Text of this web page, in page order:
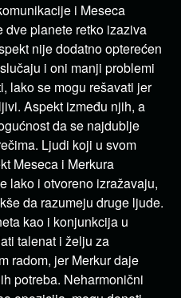
i Meseca
dve planete retko izaziva
nije dodatno opterećen
i oni manji problemi
lako se mogu rešavati jer
Aspekt između njih, a
da se najdublje
Ljudi koji u svom
Meseca i Merkura
lako i otvoreno izražavaju,
da razumeju druge ljude.
kao i konjunkcija u
talenat i želju za
radom, jer Merkur daje
potreba. Neharmonični